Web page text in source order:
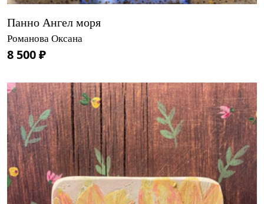
Панно Ангел моря
Романова Оксана
8 500 ₽